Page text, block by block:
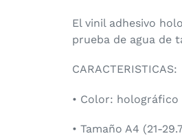
compra
El vinil adhesivo
prueba de agua de
CARACTERISTICAS:
• Color: holográfico
• Tamaño A4 (21-